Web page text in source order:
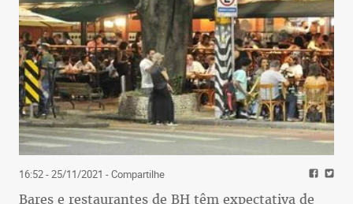
16:52 - 25/11/2021 - Compartilhe
Bares e restaurantes de BH têm expectativa de